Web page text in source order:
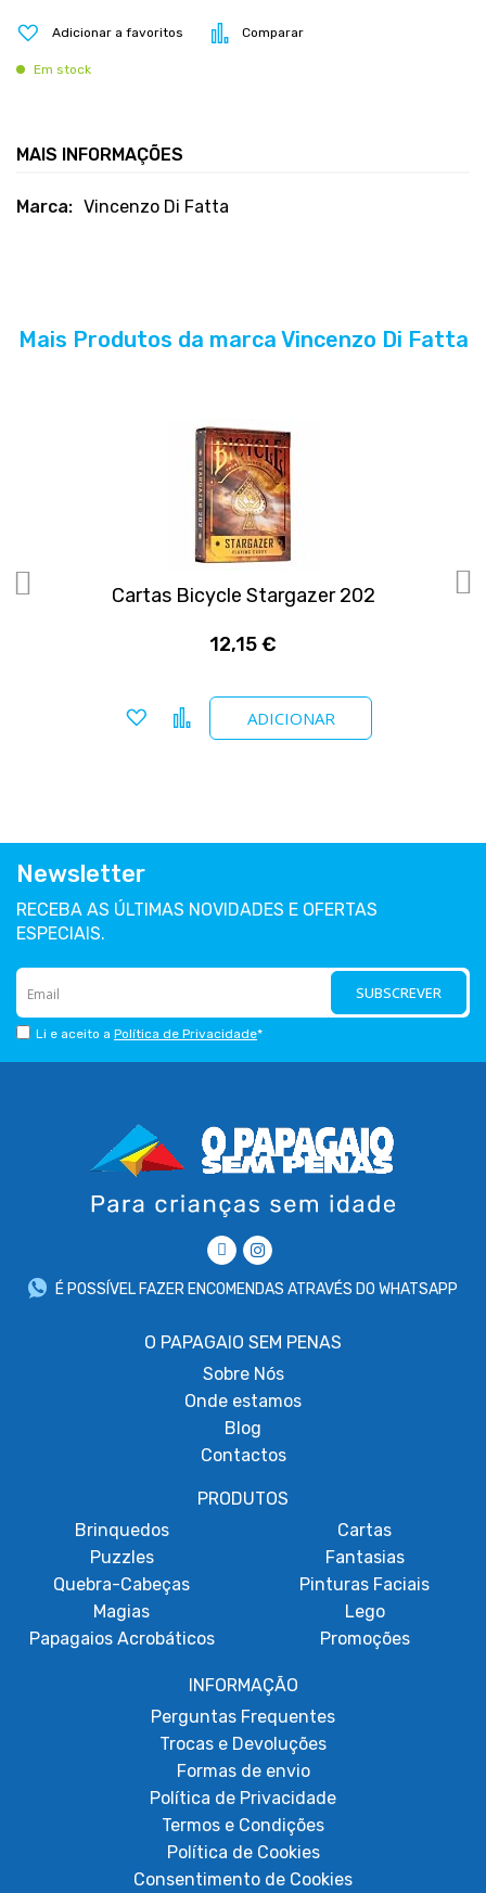
Adicionar a favoritos Comparar
Em stock
MAIS INFORMAÇÕES
Mais
Vincenzo Di Fatta
Mais Produtos da marca Vincenzo Di Fatta
Cartas Bicycle Stargazer 202
12,15 €
ADICIONAR
Adicionar a favoritos
Comparar
Newsletter
RECEBA AS ÚLTIMAS NOVIDADES E OFERTAS
ESPECIAIS.
SUBSCREVER
Li e aceito a Política de Privacidade*
É POSSÍVEL FAZER ENCOMENDAS ATRAVÉS DO WHATSAPP
O PAPAGAIO SEM PENAS
Sobre Nós
Onde estamos
Blog
Contactos
PRODUTOS
Brinquedos
Puzzles
Quebra-Cabeças
Magias
Papagaios Acrobáticos
Cartas
Fantasias
Pinturas Faciais
Lego
Promoções
INFORMAÇÃO
Perguntas Frequentes
Trocas e Devoluções
Formas de envio
Política de Privacidade
Termos e Condições
Política de Cookies
Consentimento de Cookies